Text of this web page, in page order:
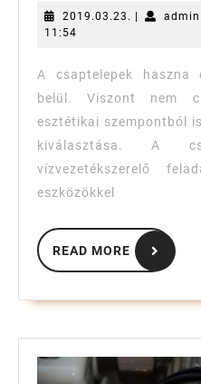
2019.03.23. 2019.03.23.
admin
11:54
A csaptelepek haszna
belül. Viszont nem
esztétikai szempontból
kiválasztása. A
vízvezetékszerelő
eszközökkel
READ MORE
READ
MORE